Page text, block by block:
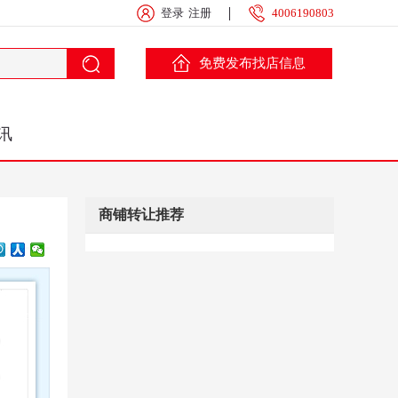
登录 注册 4006190803
免费发布找店信息
商铺转让推荐